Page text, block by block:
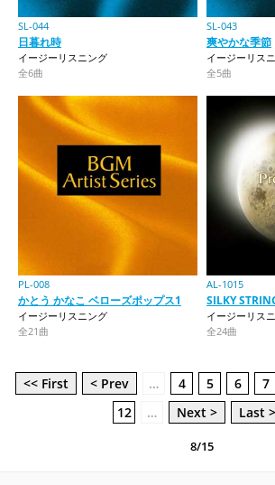
SL-044
日暮れ時
イージーリスニング
全6曲
SL-043
爽やかな季節
イージーリス
全5曲
PL-008
かとう かなこ ベローズポップス1
イージーリスニング
全21曲
AL-1015
SILKY
イージーリス
全24曲
<< First < Prev … 4 5 6 7
12
… Next > Last
8/15